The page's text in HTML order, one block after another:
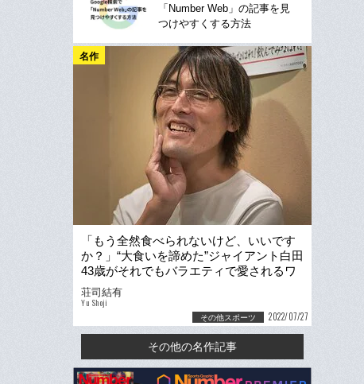
「Number Web」の記事を見
つけやすくする方法
名作
「もう全然食べられないけど、いいです
か？」“大食いを諦めた”ジャイアント白田
43歳がそれでもバラエティで愛されるワ
ケ「最初は抵抗もあった」
荘司結有
Yu Shoji
その他スポーツ 2022/07/27
その他の名作記事